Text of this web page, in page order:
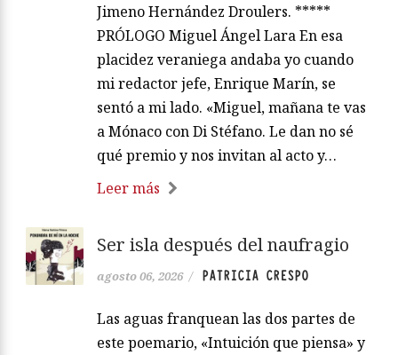
Jimeno Hernández Droulers. *****
PRÓLOGO Miguel Ángel Lara En esa
placidez veraniega andaba yo cuando
mi redactor jefe, Enrique Marín, se
sentó a mi lado. «Miguel, mañana te vas
a Mónaco con Di Stéfano. Le dan no sé
qué premio y nos invitan al acto y…
Leer más
Ser isla después del naufragio
agosto 06, 2026 / PATRICIA CRESPO
Las aguas franquean las dos partes de
este poemario, «Intuición que piensa» y